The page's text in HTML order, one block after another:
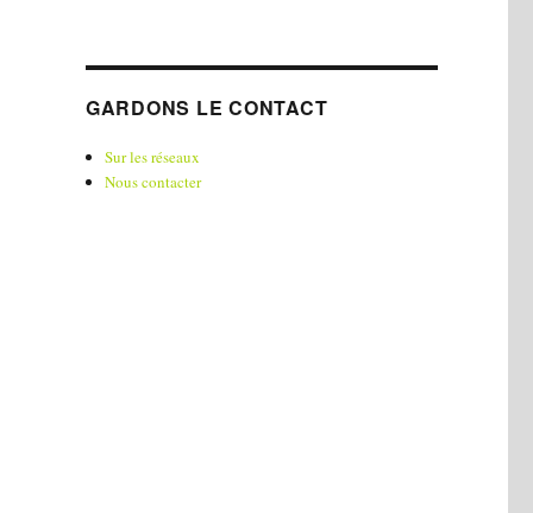
GARDONS LE CONTACT
Sur les réseaux
Nous contacter